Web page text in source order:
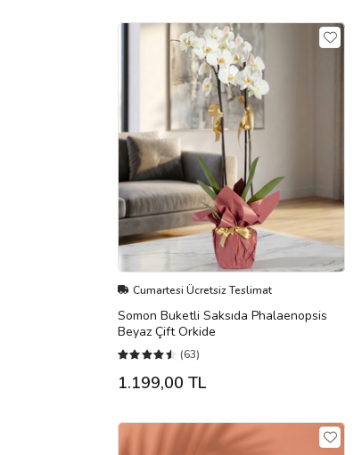
Cumartesi Ücretsiz Teslimat
Somon Buketli Saksıda Phalaenopsis
Beyaz Çift Orkide
(63)
1.199,00 TL